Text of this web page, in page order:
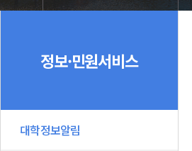
대학정보알림
정보공개
정보서비스안내
온라인민원센터
청렴행정
갑질신고센터
유실물 센터
SEOULTECH광장
정보·민원서비스
대학정보알림